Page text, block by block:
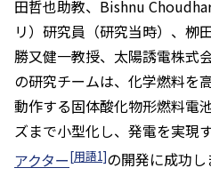
田哲也助教、Bishnu
リ）研究員（研究当時）、栁
勝又健一教授、太陽誘電株式
の研究チームは、化学燃料を
動作する固体酸化物形燃料電
ズまで小型化し、発電を実現
アクター[用語1]の開発に成功し